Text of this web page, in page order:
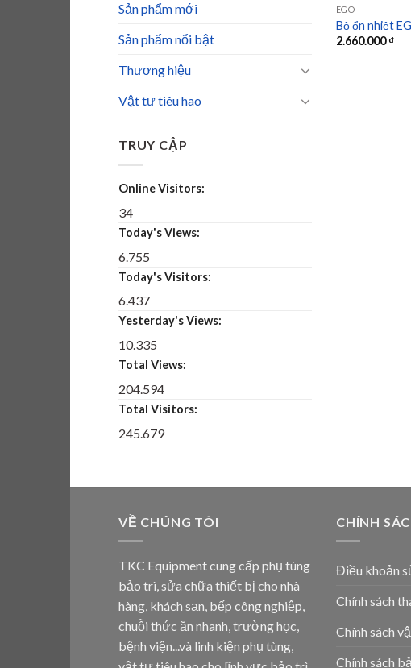
Sản phẩm mới
Sản phẩm nổi bật
Thương hiệu
Vật tư tiêu hao
TRUY CẬP
Online Visitors:
34
Today's Views:
6.755
Today's Visitors:
6.437
Yesterday's Views:
10.335
Total Views:
204.594
Total Visitors:
245.679
EGO
Bộ ổn nhiệt
2.660.000₫
VỀ CHÚNG TÔI
TKC Equipment cung cấp phụ tùng
bảo trì, sửa chữa thiết bị cho nhà
hàng, khách sạn, bếp công nghiệp,
chuỗi thức ăn nhanh, trường học,
bệnh viện...và linh kiện phụ tùng,
CHÍNH
Điều khoản
Chính sách
Chính sách
Chính sách